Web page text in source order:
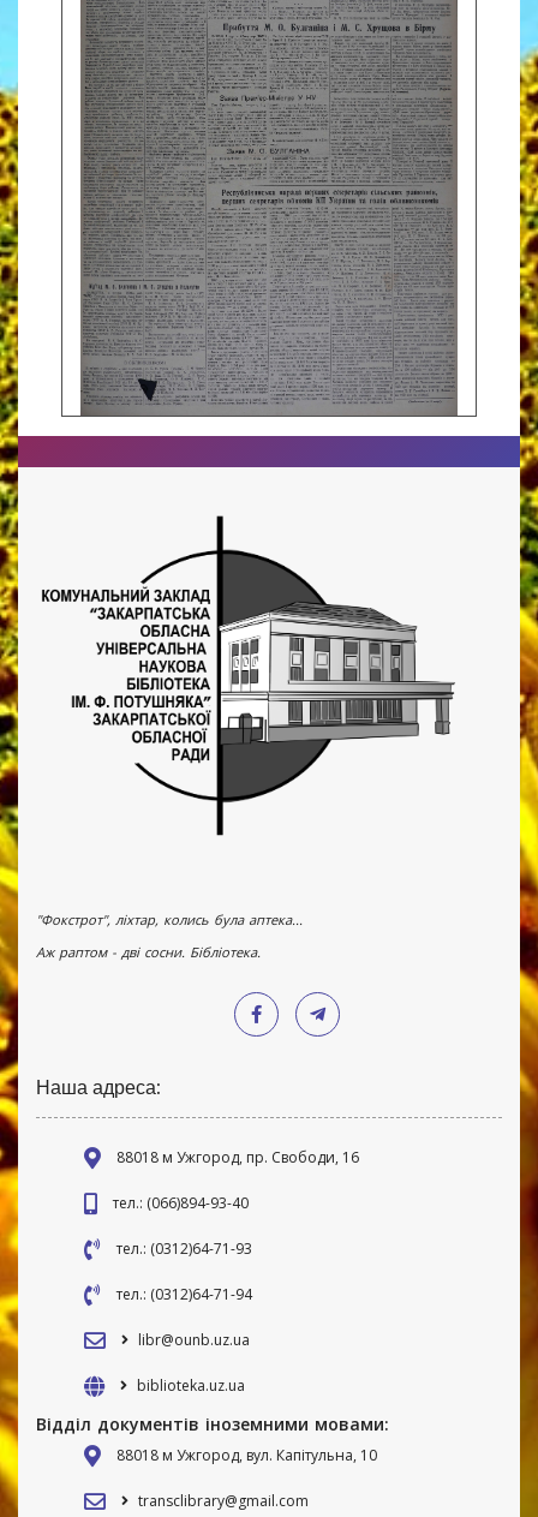
"Фокстрот", ліхтар, колись була аптека...
Аж раптом - дві сосни. Бібліотека.
Наша адреса:
88018 м Ужгород, пр. Свободи, 16
тел.: (066)894-93-40
тел.: (0312)64-71-93
тел.: (0312)64-71-94
libr@ounb.uz.ua
biblioteka.uz.ua
Відділ документів іноземними мовами:
88018 м Ужгород, вул. Капітульна, 10
transclibrary@gmail.com